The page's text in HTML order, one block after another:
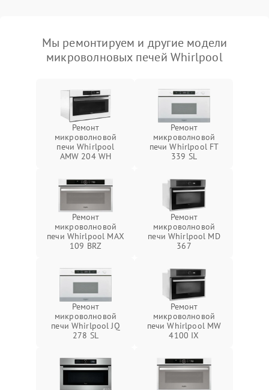
Мы ремонтируем и другие модели
микроволновых печей Whirlpool
Ремонт
микроволновой
печи Whirlpool
AMW 204 WH
Ремонт
микроволновой
печи Whirlpool FT
339 SL
Ремонт
микроволновой
печи Whirlpool MAX
109 BRZ
Ремонт
микроволновой
печи Whirlpool MD
367
Ремонт
микроволновой
печи Whirlpool JQ
278 SL
Ремонт
микроволновой
печи Whirlpool MW
4100 IX